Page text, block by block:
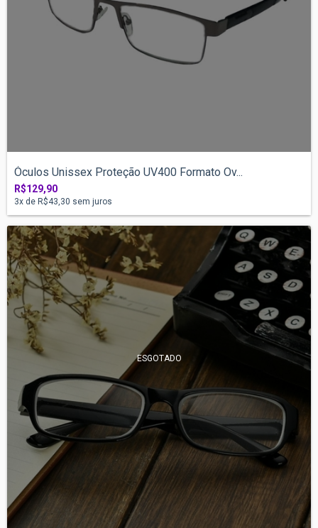
Óculos Unissex Proteção UV400 Formato Ov...
R$129,90
3x de R$43,30 sem juros
ESGOTADO